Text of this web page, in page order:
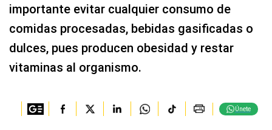
importante evitar cualquier consumo de
comidas procesadas, bebidas gasificadas o
dulces, pues producen obesidad y restar
vitaminas al organismo.
Únete